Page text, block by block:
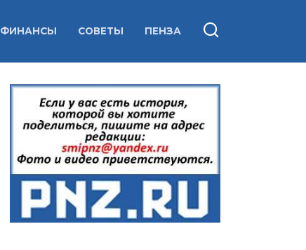
ФИНАНСЫ СОВЕТЫ ПЕНЗА